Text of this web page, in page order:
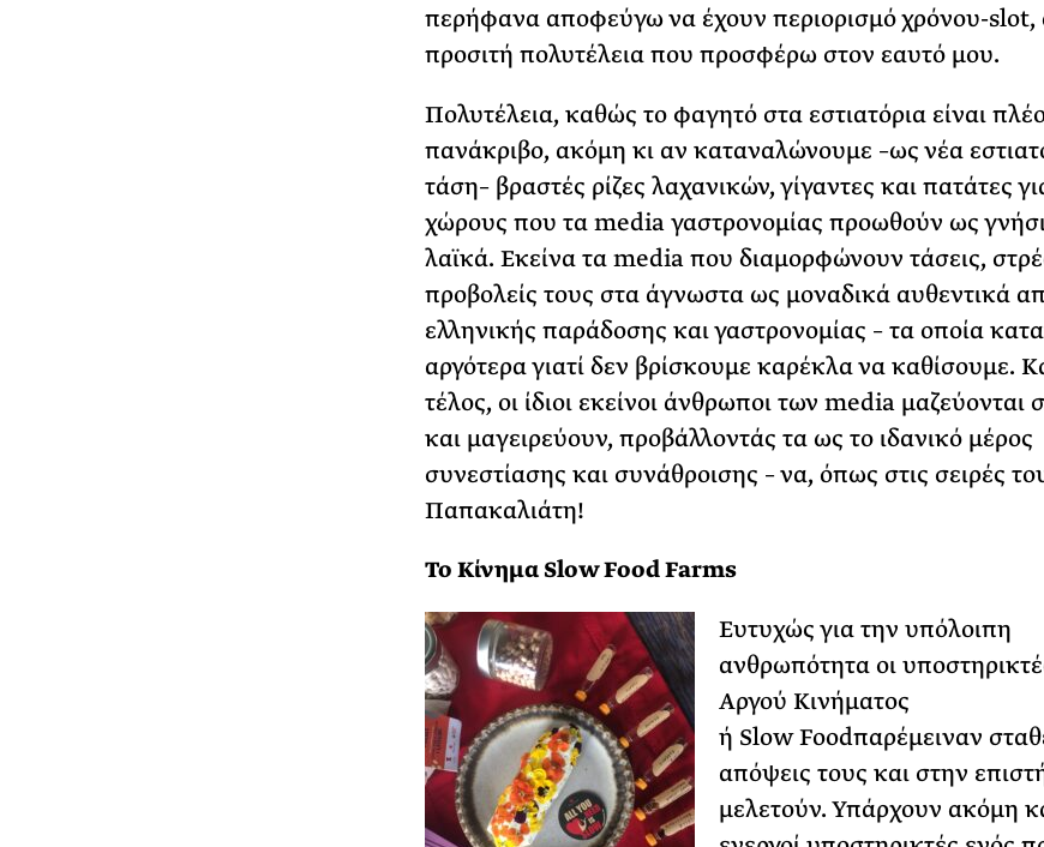
περήφανα αποφεύγω να έχουν περιορισμό χρόνου-slot,
προσιτή πολυτέλεια που προσφέρω στον εαυτό μου.
Πολυτέλεια, καθώς το φαγητό στα εστιατόρια είναι
πανάκριβο, ακόμη κι αν καταναλώνουμε –ως νέα
τάση– βραστές ρίζες λαχανικών, γίγαντες και πατάτες
χώρους που τα media γαστρονομίας προωθούν ως
λαϊκά. Εκείνα τα media που διαμορφώνουν τάσεις,
προβολείς τους στα άγνωστα ως μοναδικά αυθεντικά
ελληνικής παράδοσης και γαστρονομίας – τα οποία
αργότερα γιατί δεν βρίσκουμε καρέκλα να καθίσουμε.
τέλος, οι ίδιοι εκείνοι άνθρωποι των media μαζεύονται
και μαγειρεύουν, προβάλλοντάς τα ως το ιδανικό μέρος
συνεστίασης και συνάθροισης – να, όπως στις σειρές
Παπακαλιάτη!
To Κίνημα Slow Food Farms
Ευτυχώς για την υπόλοιπη
ανθρωπότητα οι
Αργού Κινήματος
ή Slow Foodπαρέμειναν
απόψεις τους και στην
μελετούν. Υπάρχουν ακόμη